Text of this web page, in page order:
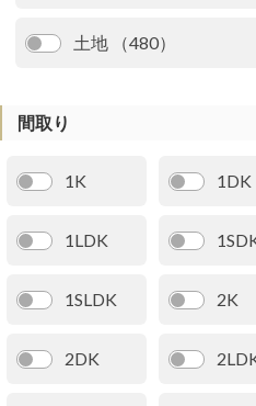
土地 （480）
間取り
1K 1DK
1LDK
1SLDK 2K
2DK